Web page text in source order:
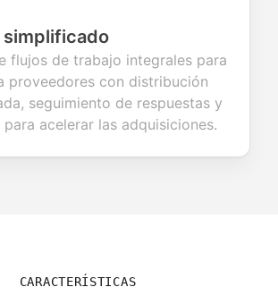
simplificado
flujos de trabajo integrales para
proveedores con distribución
seguimiento de respuestas y
para acelerar las adquisiciones.
CARACTERÍSTICAS